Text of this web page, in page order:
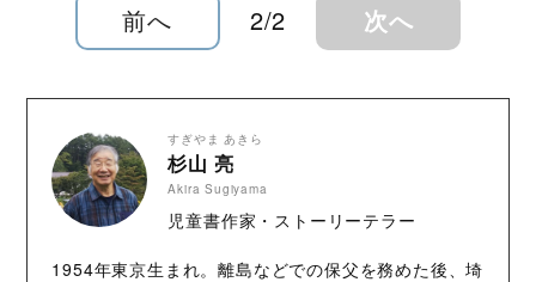
前へ 2/2 次へ
すぎやま あきら
杉山 亮
Akira Sugiyama
児童書作家・ストーリーテラー
1954年東京生まれ。離島などでの保父を務めた後、埼